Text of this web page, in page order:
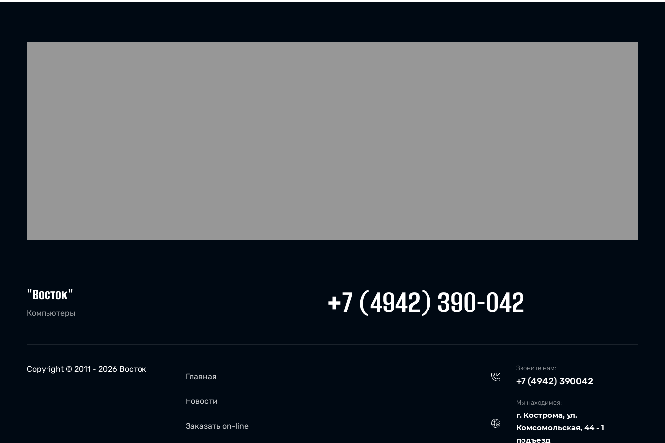
"Восток"
Компьютеры +7 (4942) 390-042
Copyright © 2011 - 2026 Восток
Главная
Новости
Заказать on-line
Звоните нам:
+7 (4942) 390042
Мы находимся:
г. Кострома, ул.
Комсомольская, 44 - 1
подъезд